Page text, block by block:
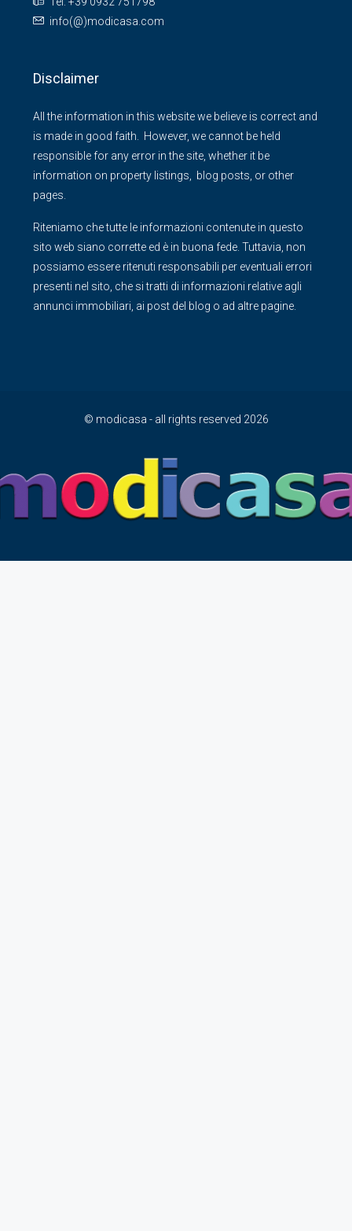
info(@)modicasa.com
Disclaimer
All the information in this website we believe is correct and
is made in good faith. However, we cannot be held
responsible for any error in the site, whether it be
information on property listings, blog posts, or other
pages.
Riteniamo che tutte le informazioni contenute in questo
sito web siano corrette ed è in buona fede. Tuttavia, non
possiamo essere ritenuti responsabili per eventuali errori
presenti nel sito, che si tratti di informazioni relative agli
annunci immobiliari, ai post del blog o ad altre pagine.
© modicasa - all rights reserved 2026